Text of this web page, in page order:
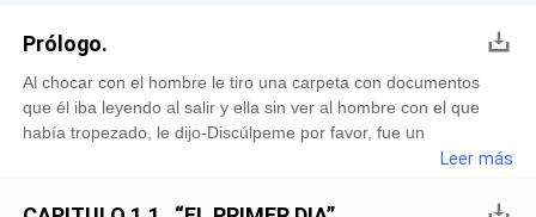
Prólogo.
Al chocar con el hombre le tiro una carpeta con documentos
que él iba leyendo al salir y ella sin ver al hombre con el que
había tropezado, le dijo-Discúlpeme por favor, fue un
accidente.- y se agacho rápidamente a recoger los papeles que
mientras le decía-Qué te pasa pequeña, hoy no andas en tus
Leer más